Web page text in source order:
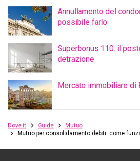
Annullamento del
possibile farlo
Superbonus 110: il
detrazione
Mercato immobiliare di
Dove.it Guide
Mutuo
Mutuo per consolidamento debiti: come